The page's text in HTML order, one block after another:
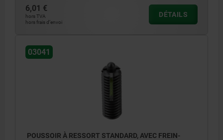
6,01 €
hors TVA
hors frais d’envoi
DÉTAILS
03041
POUSSOIR À RESSORT STANDARD, AVEC FREIN-